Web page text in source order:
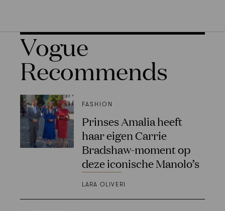
Vogue
Recommends
FASHION
Prinses Amalia heeft
haar eigen Carrie
Bradshaw-moment op
deze iconische Manolo’s
LARA OLIVERI